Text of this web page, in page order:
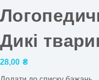
Дикі
28,00 ₴